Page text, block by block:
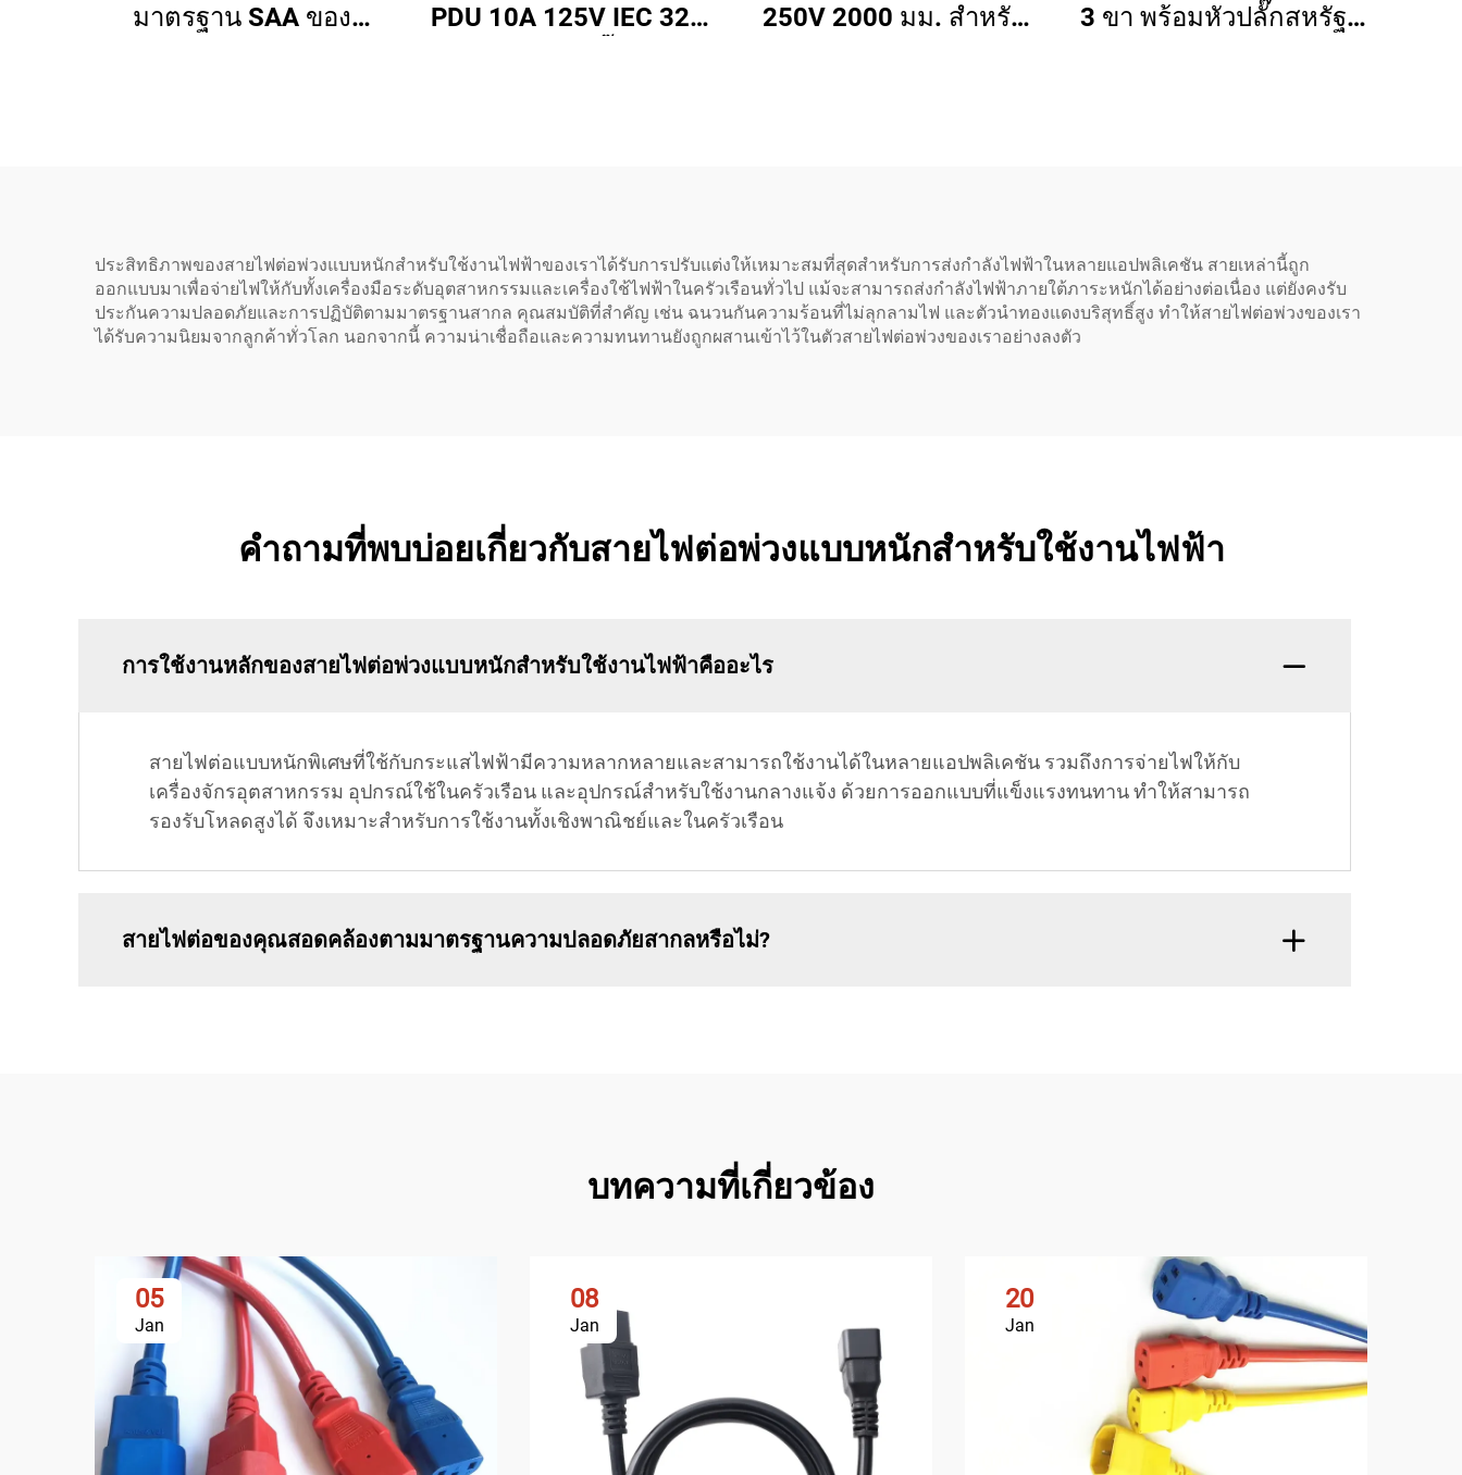
มาตรฐาน SAA ของ
PDU 10A 125V IEC 320
250V 2000 มม. สำหรับ
3 ขา พร้อมหัวปลั๊กสหรัฐฯ
ประสิทธิภาพของสายไฟต่อพ่วงแบบหนักสำหรับใช้งานไฟฟ้าของเราได้รับการปรับแต่งให้เหมาะสมที่สุดสำหรับการส่งกำลังไฟฟ้าในหลายแอปพลิเคชัน สายเหล่านี้ถูก
ออกแบบมาเพื่อจ่ายไฟให้กับทั้งเครื่องมือระดับอุตสาหกรรมและเครื่องใช้ไฟฟ้าในครัวเรือนทั่วไป แม้จะสามารถส่งกำลังไฟฟ้าภายใต้ภาระหนักได้อย่างต่อเนื่อง แต่ยังคงรับ
ประกันความปลอดภัยและการปฏิบัติตามมาตรฐานสากล คุณสมบัติที่สำคัญ เช่น ฉนวนกันความร้อนที่ไม่ลุกลามไฟ และตัวนำทองแดงบริสุทธิ์สูง ทำให้สายไฟต่อพ่วงของเรา
ได้รับความนิยมจากลูกค้าทั่วโลก นอกจากนี้ ความน่าเชื่อถือและความทนทานยังถูกผสานเข้าไว้ในตัวสายไฟต่อพ่วงของเราอย่างลงตัว
คำถามที่พบบ่อยเกี่ยวกับสายไฟต่อพ่วงแบบหนักสำหรับใช้งานไฟฟ้า
การใช้งานหลักของสายไฟต่อพ่วงแบบหนักสำหรับใช้งานไฟฟ้าคืออะไร
สายไฟต่อแบบหนักพิเศษที่ใช้กับกระแสไฟฟ้ามีความหลากหลายและสามารถใช้งานได้ในหลายแอปพลิเคชัน รวมถึงการจ่ายไฟให้กับ
เครื่องจักรอุตสาหกรรม อุปกรณ์ใช้ในครัวเรือน และอุปกรณ์สำหรับใช้งานกลางแจ้ง ด้วยการออกแบบที่แข็งแรงทนทาน ทำให้สามารถ
รองรับโหลดสูงได้ จึงเหมาะสำหรับการใช้งานทั้งเชิงพาณิชย์และในครัวเรือน
สายไฟต่อของคุณสอดคล้องตามมาตรฐานความปลอดภัยสากลหรือไม่?
บทความที่เกี่ยวข้อง
05
Jan
08
Jan
20
Jan